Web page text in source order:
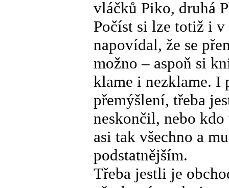
vláčků Piko, druhá
Počíst si lze totiž i
napovídal, že se
možno – aspoň si
klame i nezklame. I
přemýšlení, třeba
neskončil, nebo
asi tak všechno a
podstatnějším.
Třeba jestli je